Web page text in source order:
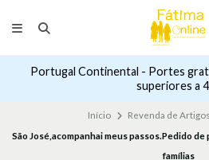
Portugal Continental - Portes
superiores a
Início
Revenda de
São José,acompanhai meus passos.Pedido
famílias